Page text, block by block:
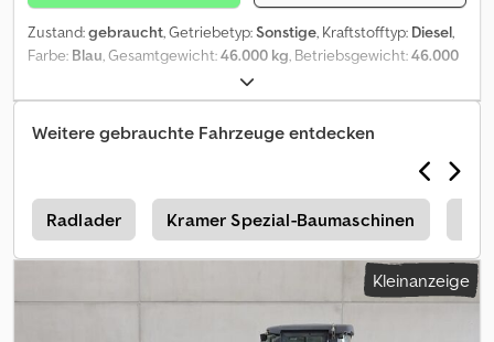
Zustand:gebraucht, Getriebetyp:Sonstige, Kraftstofftyp: Diesel,
Farbe: Blau, Gesamtgewicht:46.000 kg, Betriebsgewicht:46.000
, Erstzulassung:
Emissionsklasse:keine, Federung:Sonstige, Betriebsstunden:
14.300 h
, Fahrerkabine: Sonstige
, Ansprechpartner Verkauf: Frank
Rau / Russian / English / German - Bachar Ibrahim / Arabic / English
/ German - Zulassungsservice, HU/SP/UVV, Überführung zum
Hafen Grundfarbe: blau, Diesel Extras in der Ausstattung ca.
200t/h Zustand einsatzbereit Funkfernbedienung Dsdpfx Asww
Dwusnmowa Video vorhanden Probelauf möglich ca. 14000 h
Aufbautyp: Prallbrecher, CAT Motor, deutsche Maschine Irrtümer
Weitere gebrauchte Fahrzeuge entdecken
Radlader Kramer Spezial-Baumaschinen
Kleinanzeige